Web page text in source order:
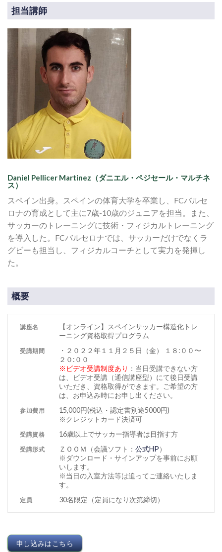
担当講師
Daniel Pellicer Martinez（ダニエル・ペジセール・マルチネ
ス）
スペイン出身。スペインの体育大学を卒業し、FCバルセ
ロナの育成として主に7歳-10歳のジュニアを担当。また、
サッカーのトレーニングに技術・フィジカルトレーニング
を導入した。FCバルセロナでは、サッカーだけでなくラ
グビーも担当し、フィジカルコーチとして実力を発揮し
た。
概要
講座名
【オンライン】スペインサッカー構造化トレ
ーニング資格取得プログラム
受講期間
・２０２２年１１月２５日（金） １８:００〜
２０:００
※ビデオ受講制度あり ：当日受講できない方
は、ビデオ受講（通信講座型）にて後日受講
いただき、資格取得ができます。ご希望の方
は、お申込み時にお申し出ください。
参加費用
15,000円(税込・認定書別途5000円)
※クレジットカード決済可
受講資格 16歳以上でサッカー指導者は目指す方
受講形式 ＺＯＯＭ（会議ソフト： 公式HP）
※ダウンロード・サインアップを事前にお願
いします。
※当日の入室方法等は追ってご連絡いたしま
す。
定員 30名限定（定員になり次第締切）
申し込みはこちら